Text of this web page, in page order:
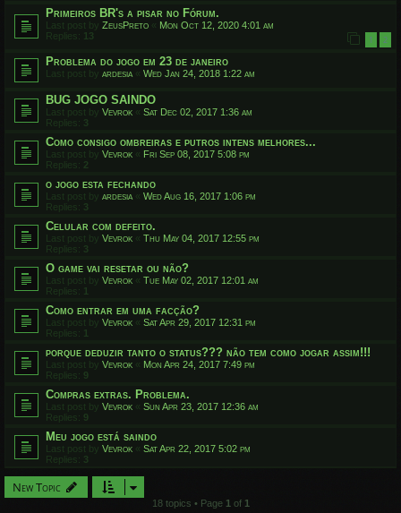
Primeiros BR's a pisar no Fórum.
Last post by ZeusPreto « Mon Oct 12, 2020 4:01 am
Replies: 13 1 2
Problema do jogo em 23 de janeiro
Last post by ardesia « Wed Jan 24, 2018 1:22 am
BUG JOGO SAINDO
Last post by Vevrok « Sat Dec 02, 2017 1:36 am
Replies: 3
Como consigo ombreiras e putros intens melhores...
Last post by Vevrok « Fri Sep 08, 2017 5:08 pm
Replies: 2
o jogo esta fechando
Last post by ardesia « Wed Aug 16, 2017 1:06 pm
Replies: 3
Celular com defeito.
Last post by Vevrok « Thu May 04, 2017 12:55 pm
Replies: 3
O game vai resetar ou não?
Last post by Vevrok « Tue May 02, 2017 12:01 am
Replies:
Como entrar em uma facção?
Last post by Vevrok « Sat Apr 29, 2017 12:31 pm
Replies:
porque deduzir tanto o status??? não tem como jogar assim!!!
Last post by Vevrok « Mon Apr 24, 2017 7:49 pm
Replies: 9
Compras extras. Problema.
Last post by Vevrok « Sun Apr 23, 2017 12:36 am
Replies: 9
Meu jogo está saindo
Last post by Vevrok « Sat Apr 22, 2017 5:02 pm
Replies: 3
New Topic
18 topics • Page 1 of 1